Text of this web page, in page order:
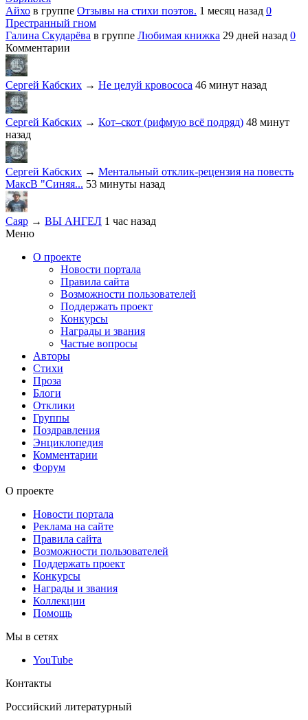
Айхо в группе Отзывы на стихи поэтов. 1 месяц назад 0
Престранный гном
Галина Скударёва в группе Любимая книжка 29 дней назад 0
Комментарии
Сергей Кабских → Не целуй кровососа 46 минут назад
Сергей Кабских → Кот–скот (рифмую всё подряд) 48 минут
назад
Сергей Кабских → Ментальный отклик-рецензия на повесть
МаксВ "Синяя... 53 минуты назад
Саяр → ВЫ АНГЕЛ 1 час назад
Меню
О проекте
Новости портала
Правила сайта
Возможности пользователей
Поддержать проект
Конкурсы
Награды и звания
Частые вопросы
Авторы
Стихи
Проза
Блоги
Отклики
Группы
Поздравления
Энциклопедия
Комментарии
Форум
О проекте
Новости портала
Реклама на сайте
Правила сайта
Возможности пользователей
Поддержать проект
Конкурсы
Награды и звания
Коллекции
Помощь
Мы в сетях
YouTube
Контакты
Российский литературный